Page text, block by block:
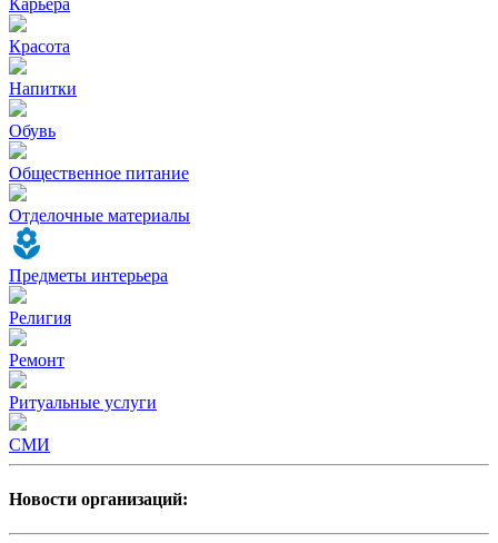
Красота
Напитки
Обувь
Общественное питание
Отделочные материалы
Предметы интерьера
Религия
Ремонт
Ритуальные услуги
СМИ
Новости организаций: